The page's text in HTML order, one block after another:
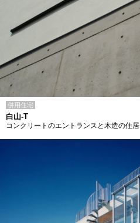
併用住宅
白山-T
コンクリートのエントランスと木造の住居